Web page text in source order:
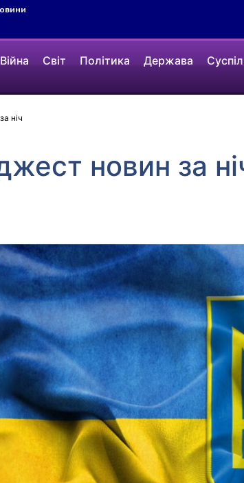
Війна Світ Політика Держава
ніч
новин за